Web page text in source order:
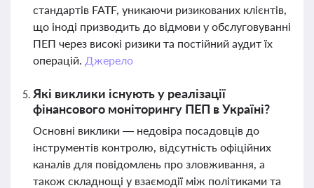
стандартів FATF, уникаючи ризикованих клієнтів,
що іноді призводить до відмови у обслуговуванні
ПЕП через високі ризики та постійний аудит їх
операцій. Джерело
Які виклики існують у реалізації
фінансового моніторингу ПЕП в Україні?
Основні виклики — недовіра посадовців до
інструментів контролю, відсутність офіційних
каналів для повідомлень про зловживання, а
також складнощі у взаємодії між політиками та